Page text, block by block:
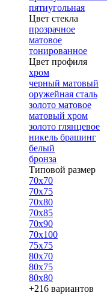
пятиугольная
Цвет стекла
прозрачное
матовое
тонированное
Цвет профиля
хром
черный матовый
оружейная сталь
золото матовое
матовый хром
золото глянцевое
никель брашинг
белый
бронза
Типовой размер
70х70
70х75
70х80
70х85
70х90
70х100
75х75
80х70
80х75
80х80
+216 вариантов